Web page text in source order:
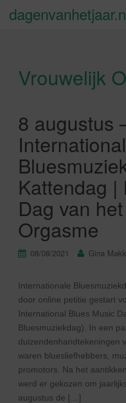
Vrouwelijk
8 augustus
Kattendag |
Dag van
Orgasme
08/08/2021 Gina
Internationale
door online petitie gestart
International Blues Music
Bluesmuziekdag). In een
duizendenhandtekeningen
waren bluesliefhebbers,
promotors. Na het
werd er gekozen om
augustus de […]